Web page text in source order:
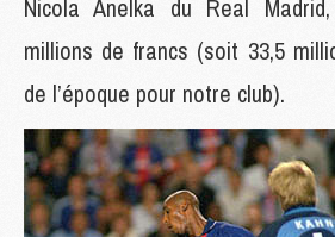
Nicola Anelka du Real
millions de francs (soit 33,5
de l’époque pour notre club).